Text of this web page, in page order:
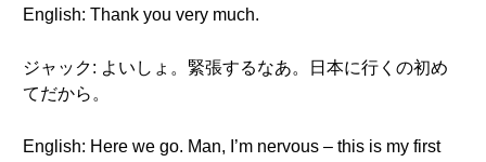
English: Thank you very much.
ジャック: よいしょ。緊張するなあ。日本に行くの初め
てだから。
English: Here we go. Man, I’m nervous – this is my first